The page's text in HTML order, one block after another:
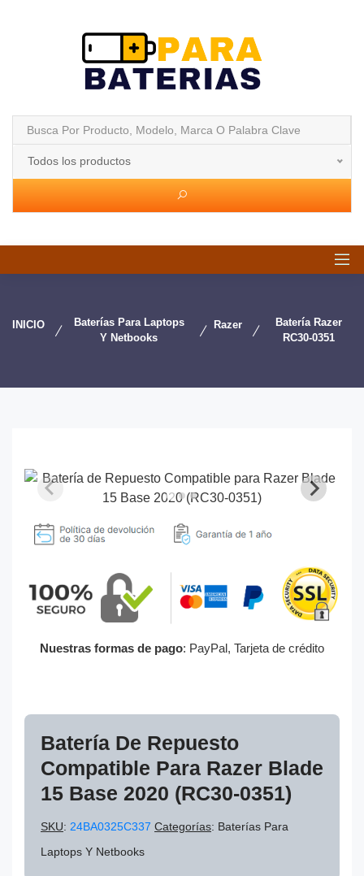
Todos los productos
INICIO
Baterías Para Laptops
Y Netbooks
Razer
Batería Razer
RC30-0351
Nuestras formas de pago: PayPal, Tarjeta de crédito
Batería De Repuesto
Compatible Para Razer Blade
15 Base 2020 (RC30-0351)
SKU: 24BA0325C337 Categorías: Baterías Para
Laptops Y Netbooks